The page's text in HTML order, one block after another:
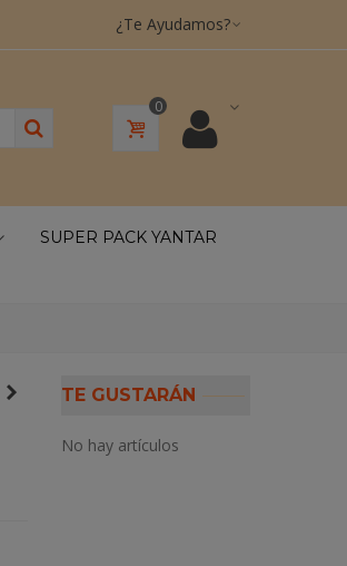
¿Te Ayudamos?
0
SUPER PACK YANTAR
TE GUSTARÁN
No hay artículos